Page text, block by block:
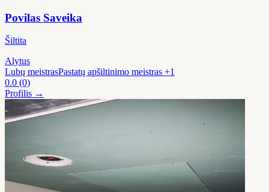
Povilas Saveika
Šiltita
Alytus
Lubų meistrasPastatų apšiltinimo meistras +1
0.0 (0)
Profilis →